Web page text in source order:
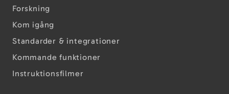
Forskning
Kom igång
Standarder & integrationer
Kommande funktioner
Instruktions­filmer